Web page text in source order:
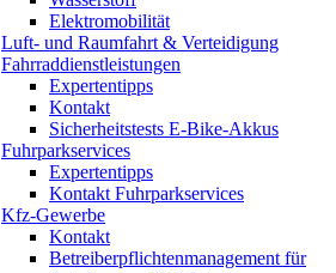
Elektromobilität
Luft- und Raumfahrt & Verteidigung
Fahrraddienstleistungen
Expertentipps
Kontakt
Sicherheitstests E-Bike-Akkus
Fuhrparkservices
Expertentipps
Kontakt Fuhrparkservices
Kfz-Gewerbe
Kontakt
Betreiberpflichtenmanagement für